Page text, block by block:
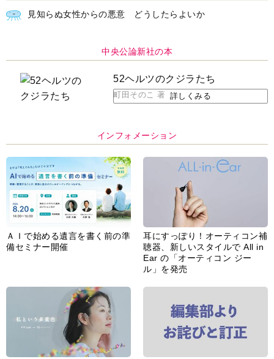
見知らぬ女性からの悪意 どうしたらよいか
中央公論新社の本
52ヘルツのクジラたち
町田そのこ 著 詳しくみる
インフォメーション
ＡＩで始める遺言を書く前の準
備セミナー開催
耳にすっぽり！オーティコン補
聴器、新しいスタイルで All in
Ear の「オーティコン ジー
ル」を発売